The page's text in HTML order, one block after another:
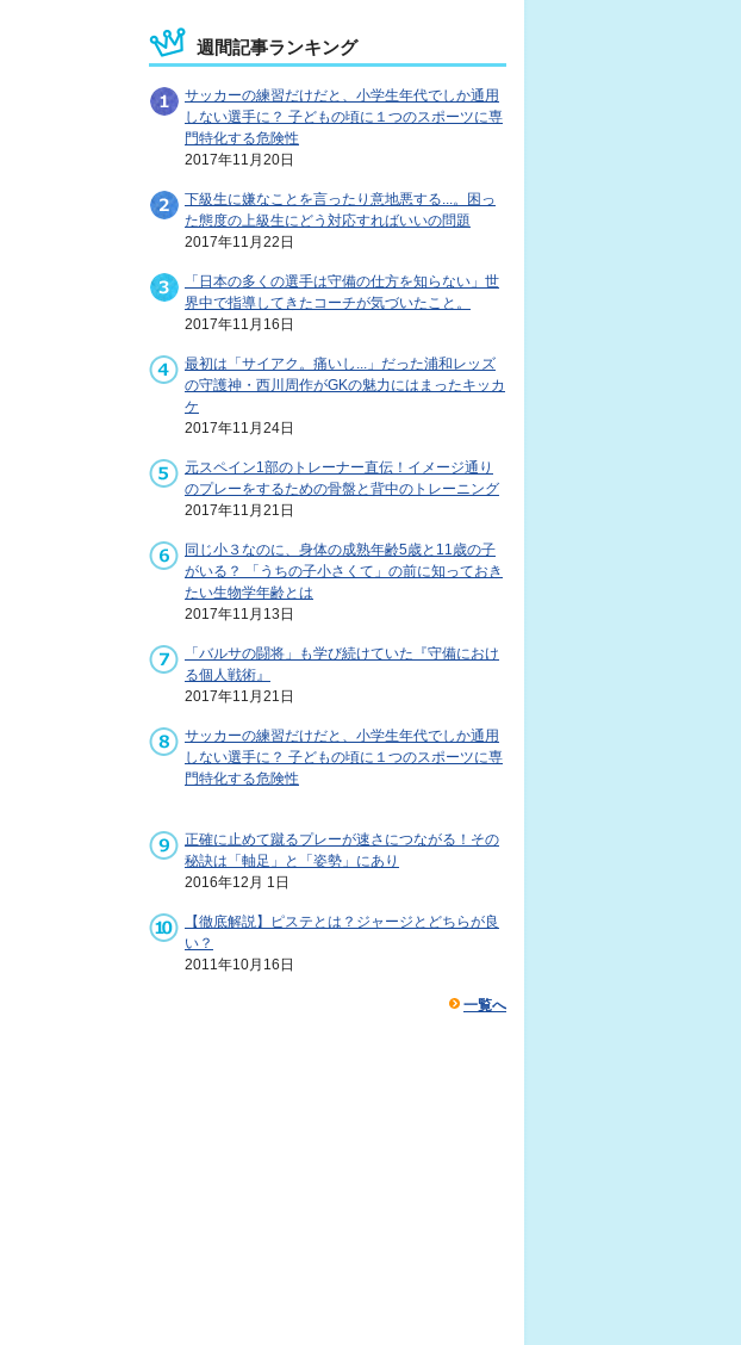
週間記事ランキング
サッカーの練習だけだと、小学生年代でしか通用
しない選手に？ 子どもの頃に１つのスポーツに専
門特化する危険性
2017年11月20日
下級生に嫌なことを言ったり意地悪する...。困っ
た態度の上級生にどう対応すればいいの問題
2017年11月22日
「日本の多くの選手は守備の仕方を知らない」世
界中で指導してきたコーチが気づいたこと。
2017年11月16日
最初は「サイアク。痛いし...」だった浦和レッズ
の守護神・西川周作がGKの魅力にはまったキッカ
ケ
2017年11月24日
元スペイン1部のトレーナー直伝！イメージ通り
のプレーをするための骨盤と背中のトレーニング
2017年11月21日
同じ小３なのに、身体の成熟年齢5歳と11歳の子
がいる？ 「うちの子小さくて」の前に知っておき
たい生物学年齢とは
2017年11月13日
「バルサの闘将」も学び続けていた『守備におけ
る個人戦術』
2017年11月21日
サッカーの練習だけだと、小学生年代でしか通用
しない選手に？ 子どもの頃に１つのスポーツに専
門特化する危険性
正確に止めて蹴るプレーが速さにつながる！その
秘訣は「軸足」と「姿勢」にあり
2016年12月 1日
【徹底解説】ピステとは？ジャージとどちらが良
い？
2011年10月16日
一覧へ